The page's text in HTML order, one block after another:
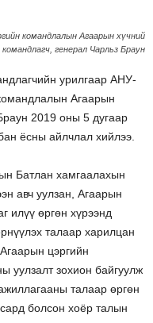
командлалын Агаарын хүчний
командлагч, генерал Чарльз Браун
урилгаар АНУ-
Агаарын
2019 оны 5 дугаар
ёсны айлчлал хийлээ.
Батлан хамгаалахын
авч уулзан, Агаарын
илүү өргөн хүрээнд
талаар харилцан
цэргийн
уулзалт зохион байгуулж
талаар өргөн
болсон хоёр талын